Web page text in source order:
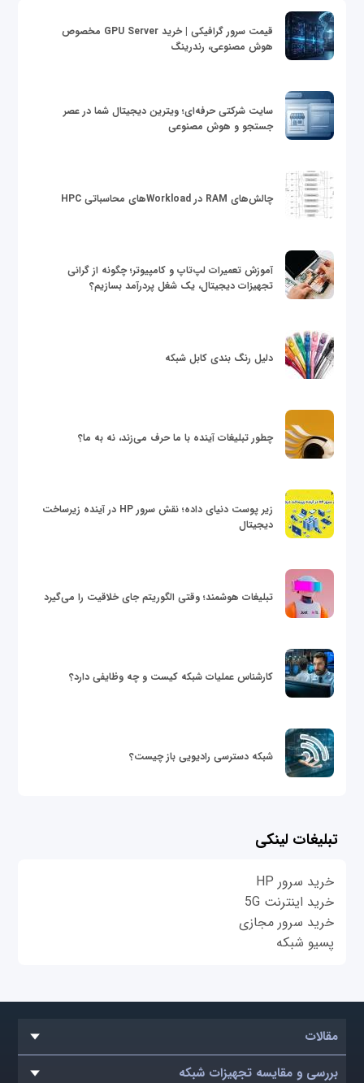
قیمت سرور گرافیکی | خرید GPU Server مخصوص
هوش مصنوعی، رندرینگ
سایت شرکتی حرفه‌ای؛ ویترین دیجیتال شما در عصر
جستجو و هوش مصنوعی
چالش‌های RAM در Workloadهای محاسباتی HPC
آموزش تعمیرات لپ‌تاپ و کامپیوتر؛ چگونه از گرانی
تجهیزات دیجیتال، یک شغل پردرآمد بسازیم؟
دلیل رنگ بندی کابل شبکه
چطور تبلیغات آینده با ما حرف می‌زند، نه به ما؟
زیر پوست دنیای داده؛ نقش سرور HP در آینده زیرساخت
دیجیتال
تبلیغات هوشمند؛ وقتی الگوریتم جای خلاقیت را می‌گیرد
کارشناس عملیات شبکه کیست و چه وظایفی دارد؟
شبکه دسترسی رادیویی باز چیست؟
تبلیغات لینکی
خرید سرور HP
خرید اینترنت 5G
خرید سرور مجازی
پسیو شبکه
مقالات
بررسی و مقایسه تجهیزات شبکه